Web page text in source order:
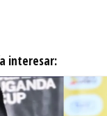
interesar: